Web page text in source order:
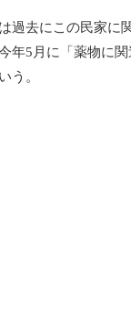
過去にこの民家に
年5月に「薬物に
う。